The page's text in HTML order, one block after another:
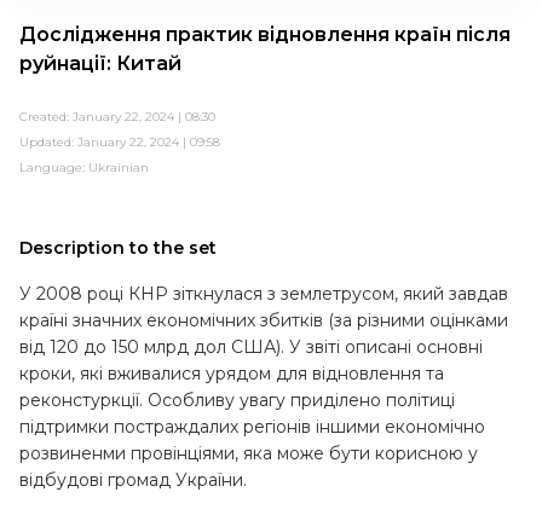
Дослідження практик відновлення країн після
руйнації: Китай
Created: January 22, 2024 | 08:30
Updated: January 22, 2024 | 09:58
Language: Ukrainian
Description to the set
У 2008 році КНР зіткнулася з землетрусом, який завдав
країні значних економічних збитків (за різними оцінками
від 120 до 150 млрд дол США). У звіті описані основні
кроки, які вживалися урядом для відновлення та
реконстуркції. Особливу увагу приділено політиці
підтримки постраждалих регіонів іншими економічно
розвиненми провінціями, яка може бути корисною у
відбудові громад України.